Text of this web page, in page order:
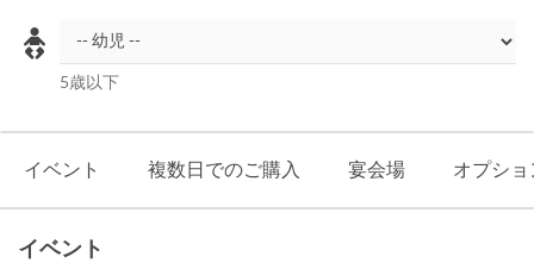
5歳以下
イベント 複数日でのご購入 宴会場 オプショ
イベント